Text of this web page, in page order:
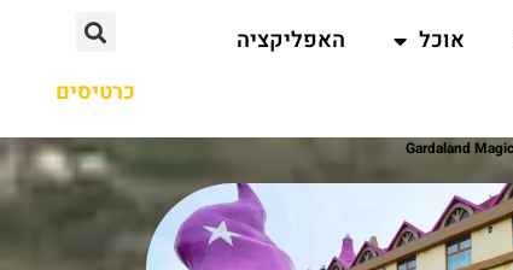
אוכל
האפליקציה
כרטיסים